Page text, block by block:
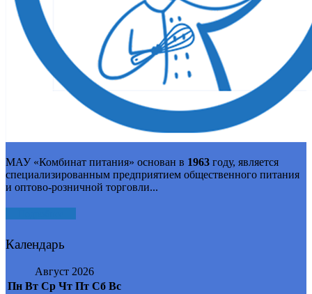
МАУ «Комбинат питания» основан в 1963 году, является
специализированным предприятием общественного питания
и оптово-розничной торговли...
Календарь
Август 2026
Пн Вт Ср Чт Пт Сб Вс